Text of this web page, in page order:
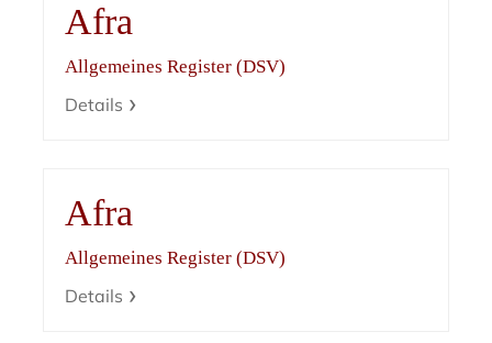
Afra
Allgemeines Register (DSV)
Details
Afra
Allgemeines Register (DSV)
Details